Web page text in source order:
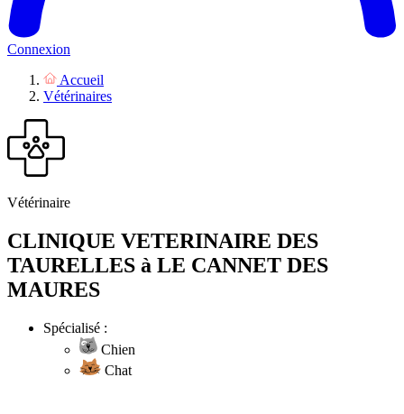
Connexion
Accueil
Vétérinaires
Vétérinaire
CLINIQUE VETERINAIRE DES
TAURELLES à LE CANNET DES
MAURES
Spécialisé :
Chien
Chat